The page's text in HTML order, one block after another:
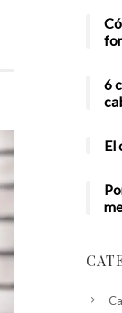
6
El